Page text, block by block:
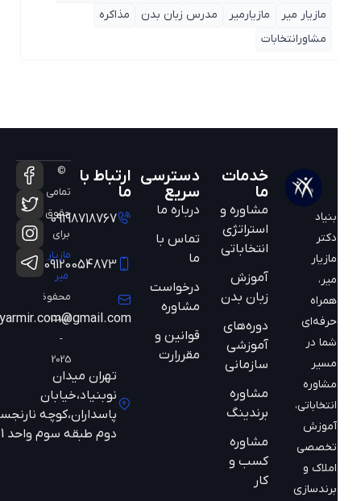
مازیار میر
مازیارمیر مدرس زبان بدن
مذاکره
مشاورانتخابات
مازیار
همراه
حرفه‌ای
شما در
مسیر
مشاوره
انتخاباتی،
آموزش
تخصصی
املاک و
برندسازی
خدمات
مشاوره و
استراتژی
انتخاباتی
آموزش
زبان بدن
دوره‌های
آموزشی
سازمانی
مشاوره
برندینگ
مشاوره
کسب و
دسترسی
سریع
درباره ما
تماس با
ما
درخواست
مشاوره
قوانین و
مقررارت
ارتباط با
09198718767
09120054873
mazyarmir.com@gmail.com
تهران میدان
نوبنیاد،خیابان
پاسداران،کوچه نارنجستان
دوم طبقه سوم واحد 301
©
تمامی
حقوق
محفوظ
است